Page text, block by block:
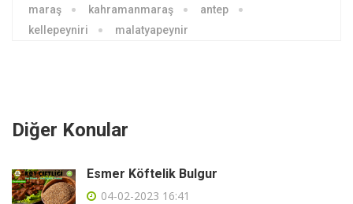
maraş kahramanmaraş
antep
kellepeyniri
malatyapeynir
Diğer Konular
Esmer Köftelik Bulgur
04-02-2023 16:41